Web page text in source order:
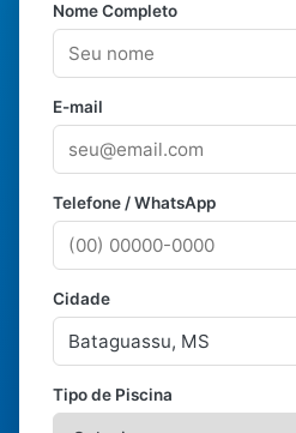
Nome Completo
E-mail
Telefone / WhatsApp
Cidade
Tipo de Piscina